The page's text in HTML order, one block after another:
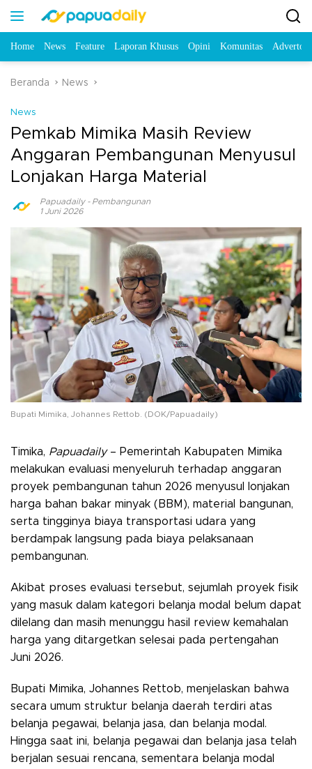
Home News Feature Laporan Khusus Opini Komunitas
Beranda News
News
Pemkab Mimika Masih Review
Anggaran Pembangunan Menyusul
Lonjakan Harga Material
Papuadaily- Pembangunan
1 Juni 2026
Bupati Mimika, Johannes Rettob. (DOK/Papuadaily)
Timika, Papuadaily– Pemerintah Kabupaten Mimika
melakukan evaluasi menyeluruh terhadap anggaran
proyek pembangunan tahun 2026 menyusul lonjakan
harga bahan bakar minyak (BBM), material bangunan,
serta tingginya biaya transportasi udara yang
berdampak langsung pada biaya pelaksanaan
pembangunan.
Akibat proses evaluasi tersebut, sejumlah proyek fisik
yang masuk dalam kategori belanja modal belum dapat
dilelang dan masih menunggu hasil review kemahalan
harga yang ditargetkan selesai pada pertengahan
Juni 2026.
Bupati Mimika, Johannes Rettob, menjelaskan bahwa
secara umum struktur belanja daerah terdiri atas
belanja pegawai, belanja jasa, dan belanja modal.
Hingga saat ini, belanja pegawai dan belanja jasa telah
berjalan sesuai rencana, sementara belanja modal